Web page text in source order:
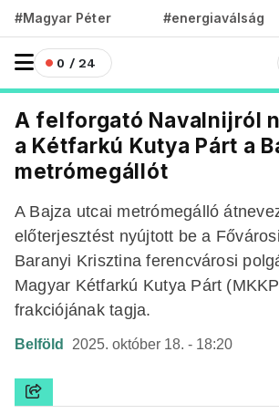
#Magyar Péter #energiaválság
0 / 24
A felforgató Navalnijról
a Kétfarkú Kutya Párt a
metrómegállót
A Bajza utcai metrómegálló
előterjesztést nyújtott be a
Baranyi Krisztina ferencvárosi
Magyar Kétfarkú Kutya Párt
frakciójának tagja.
Belföld 2025. október 18. - 18:20